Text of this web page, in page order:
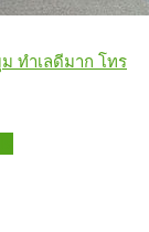
ทำเลดีมาก โทร